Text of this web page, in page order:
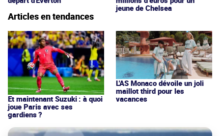
jeune de Chelsea
Articles en tendances
Et maintenant Suzuki : à quoi
joue Paris avec ses
gardiens ?
L'AS Monaco dévoile un joli
maillot third pour les
vacances